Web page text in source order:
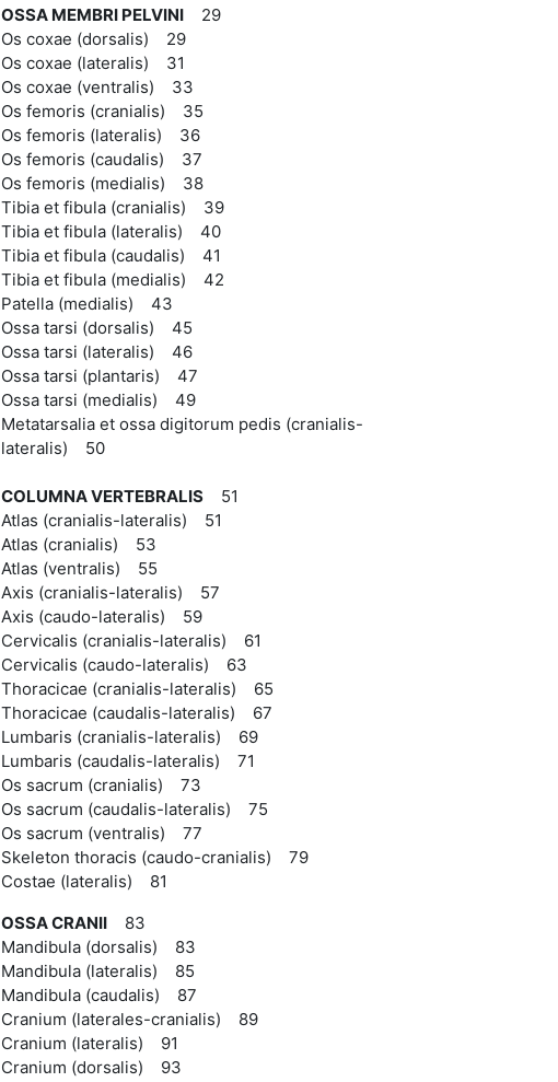
OSSA MEMBRI PELVINI29
Os coxae (dorsalis) 29
Os coxae (lateralis) 31
Os coxae (ventralis) 33
Os femoris (cranialis) 35
Os femoris (lateralis) 36
Os femoris (caudalis) 37
Os femoris (medialis) 38
Tibia et fibula (cranialis) 39
Tibia et fibula (lateralis) 40
Tibia et fibula (caudalis) 41
Tibia et fibula (medialis) 42
Patella (medialis) 43
Ossa tarsi (dorsalis) 45
Ossa tarsi (lateralis) 46
Ossa tarsi (plantaris) 47
Ossa tarsi (medialis) 49
Metatarsalia et ossa digitorum pedis (cranialis-
lateralis) 50
COLUMNA VERTEBRALIS51
Atlas (cranialis-lateralis) 51
Atlas (cranialis) 53
Atlas (ventralis) 55
Axis (cranialis-lateralis) 57
Axis (caudo-lateralis) 59
Cervicalis (cranialis-lateralis) 61
Cervicalis (caudo-lateralis) 63
Thoracicae (cranialis-lateralis) 65
Thoracicae (caudalis-lateralis) 67
Lumbaris (cranialis-lateralis) 69
Lumbaris (caudalis-lateralis) 71
Os sacrum (cranialis) 73
Os sacrum (caudalis-lateralis) 75
Os sacrum (ventralis) 77
Skeleton thoracis (caudo-cranialis) 79
Costae (lateralis) 81
OSSA CRANII83
Mandibula (dorsalis) 83
Mandibula (lateralis) 85
Mandibula (caudalis) 87
Cranium (laterales-cranialis) 89
Cranium (lateralis) 91
Cranium (dorsalis) 93